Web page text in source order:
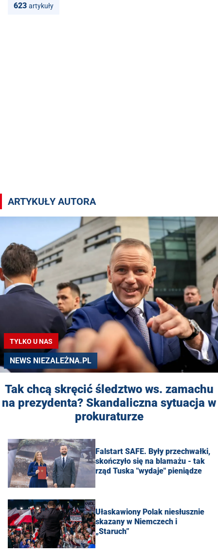
623 artykuły
Artykuły autora Tomasz Grodecki
ARTYKUŁY AUTORA
TYLKO U NAS
NEWS NIEZALEŻNA.PL
Tak chcą skręcić śledztwo ws. zamachu
na prezydenta? Skandaliczna sytuacja w
prokuraturze
Falstart SAFE. Były przechwałki,
skończyło się na blamażu - tak
rząd Tuska "wydaje" pieniądze
Ułaskawiony Polak niesłusznie
skazany w Niemczech i
„Staruch”